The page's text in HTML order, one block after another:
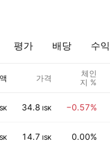
평가 배당 수
가격
체인
지 %
34.8 ISK −0.57%
14.7 ISK 0.00%